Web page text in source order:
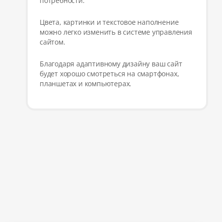
Цвета, картинки и текстовое наполнение
можно легко изменить в системе управления
сайтом.
Благодаря адаптивному дизайну ваш сайт
будет хорошо смотреться на смартфонах,
планшетах и компьютерах.